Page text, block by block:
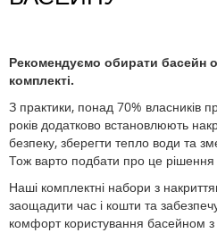
Рекомендуємо обирати басейн
комплекті.
З практики, понад 70% власників
років додатково встановлюють
безпеку, зберегти тепло води та
Тож варто подбати про це рішення
Наші комплектні набори з
заощадити час і кошти та
комфорт користування басейном